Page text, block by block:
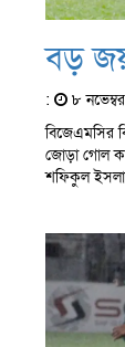
বড় জয়
:
৮
বিজেএমসির
জোড়া গোল
শফিকুল